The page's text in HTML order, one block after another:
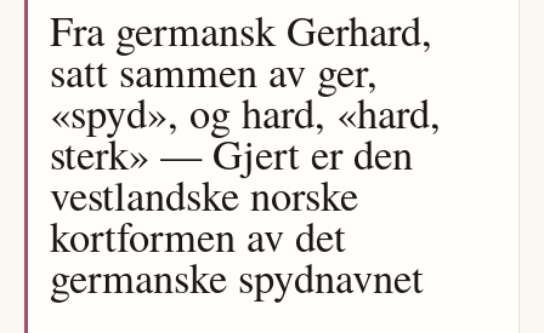
Fra germansk Gerhard,
satt sammen av ger,
«spyd», og hard, «hard,
sterk» — Gjert er den
vestlandske norske
kortformen av det
germanske spydnavnet